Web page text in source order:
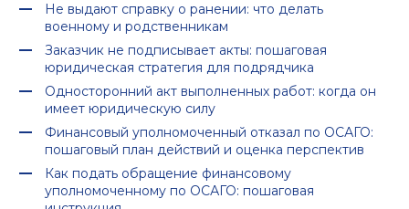
Не выдают справку о ранении: что делать
военному и родственникам
Заказчик не подписывает акты: пошаговая
юридическая стратегия для подрядчика
Односторонний акт выполненных работ: когда он
имеет юридическую силу
Финансовый уполномоченный отказал по ОСАГО:
пошаговый план действий и оценка перспектив
Как подать обращение финансовому
уполномоченному по ОСАГО: пошаговая